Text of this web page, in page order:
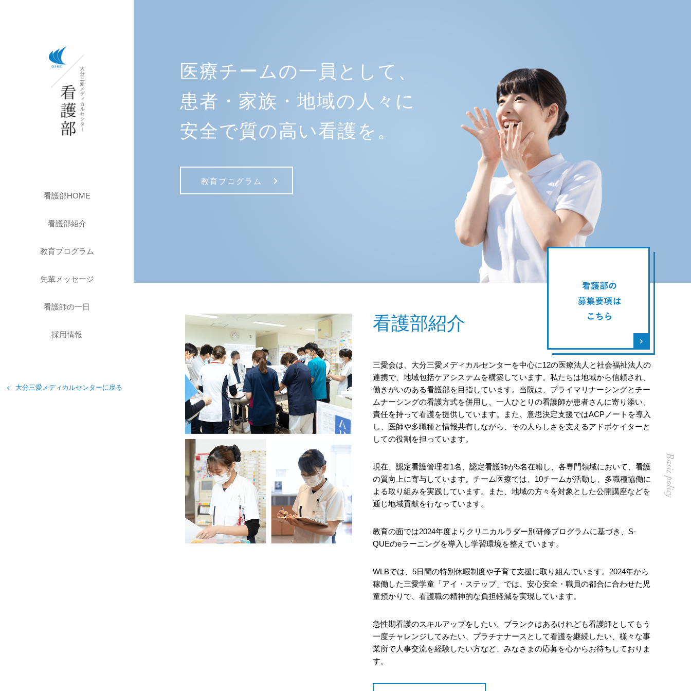
看護部HOME
看護部紹介
教育プログラム
先輩メッセージ
看護師の一日
採用情報
大分三愛メディカルセンターに戻る
医療チームの一員として、
患者・家族・地域の人々に
安全で質の高い看護を。
教育プログラム
看護部紹介
三愛会は、⼤分三愛メディカルセンターを中⼼に12の医療法⼈と社会福祉法⼈の
連携で、地域包括ケアシステムを構築しています。私たちは地域から信頼され、
働きがいのある看護部を⽬指しています。当院は、プライマリナーシングとチー
ムナーシングの看護⽅式を併⽤し、⼀⼈ひとりの看護師が患者さんに寄り添い、
責任を持って看護を提供しています。また、意思決定⽀援ではACPノートを導⼊
し、医師や多職種と情報共有しながら、その⼈らしさを⽀えるアドボケイターと
しての役割を担っています。
現在、認定看護管理者1名、認定看護師が5名在籍し、各専⾨領域において、看護
の質向上に寄与しています。チーム医療では、10チームが活動し、多職種協働に
よる取り組みを実践しています。また、地域の⽅々を対象とした公開講座などを
通じ地域貢献を⾏なっています。
教育の⾯では2024年度よりクリニカルラダー別研修プログラムに基づき、S-
QUEのeラーニングを導⼊し学習環境を整えています。
WLBでは、5⽇間の特別休暇制度や⼦育て⽀援に取り組んでいます。2024年から
稼働した三愛学童「アイ・ステップ」では、安心安全・職員の都合に合わせた児
童預かりで、看護職の精神的な負担軽減を実現しています。
急性期看護のスキルアップをしたい、ブランクはあるけれども看護師としてもう
⼀度チャレンジしてみたい、プラチナナースとして看護を継続したい、様々な事
業所で⼈事交流を経験したい⽅など、みなさまの応募を⼼からお待ちしておりま
す。